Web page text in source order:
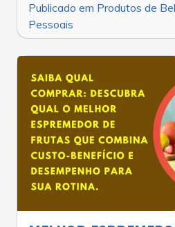
Publicado em Produtos de
Pessoais